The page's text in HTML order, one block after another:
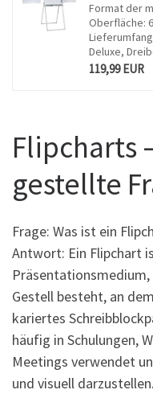
Format der
Oberfläche:
Deluxe,
119,99 EUR
Flipcharts
gestellte
Frage: Was ist ein
Antwort: Ein Flipchart
Gestell besteht, an
kariertes
häufig in Schulungen,
Meetings verwendet
und visuell darzustellen.